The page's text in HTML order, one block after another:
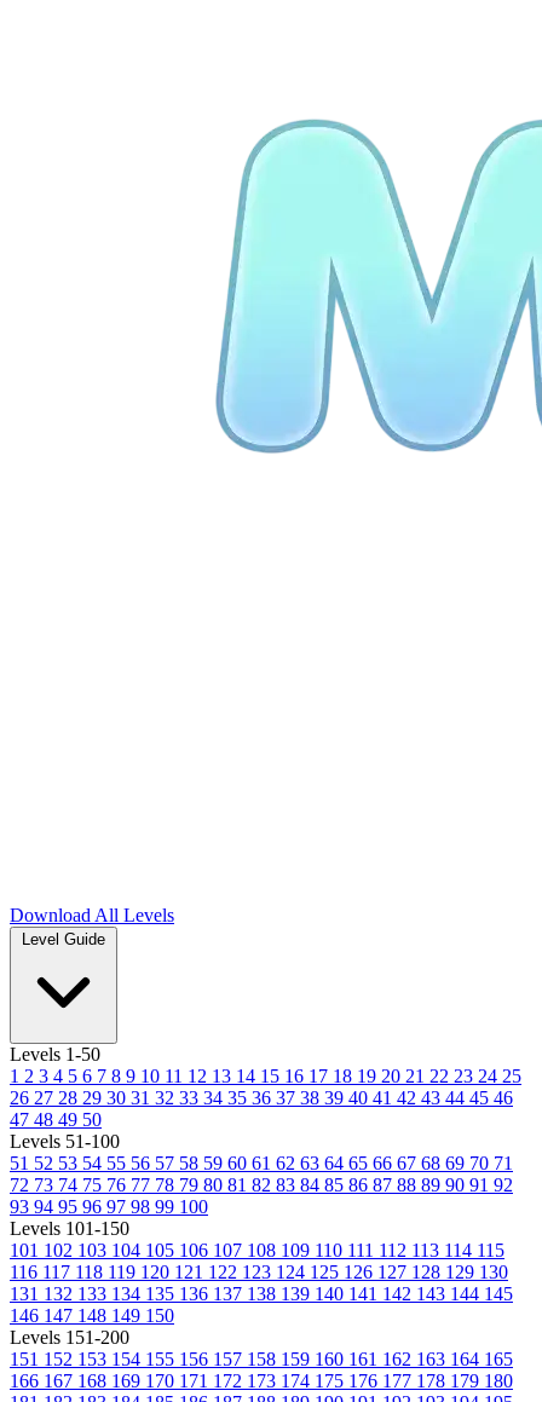
Download All Levels
Level Guide
Levels 1-50
1 2 3 4 5 6 7 8 9 10 11 12 13 14 15 16 17 18 19 20 21 22 23 24 25
26 27 28 29 30 31 32 33 34 35 36 37 38 39 40 41 42 43 44 45 46
47 48 49 50
Levels 51-100
51 52 53 54 55 56 57 58 59 60 61 62 63 64 65 66 67 68 69 70 71
72 73 74 75 76 77 78 79 80 81 82 83 84 85 86 87 88 89 90 91 92
93 94 95 96 97 98 99 100
Levels 101-150
101 102 103 104 105 106 107 108 109 110 111 112 113 114 115
116 117 118 119 120 121 122 123 124 125 126 127 128 129 130
131 132 133 134 135 136 137 138 139 140 141 142 143 144 145
146 147 148 149 150
Levels 151-200
151 152 153 154 155 156 157 158 159 160 161 162 163 164 165
166 167 168 169 170 171 172 173 174 175 176 177 178 179 180